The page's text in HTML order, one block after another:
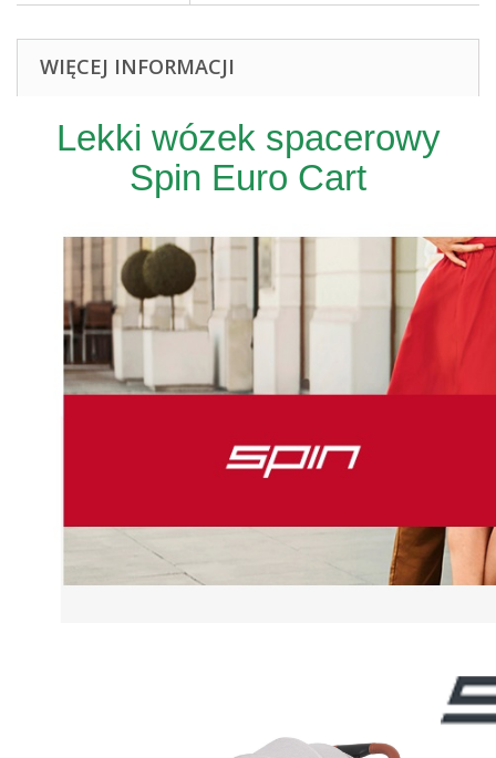
WIĘCEJ INFORMACJI
Lekki wózek spacerowy
Spin Euro Cart